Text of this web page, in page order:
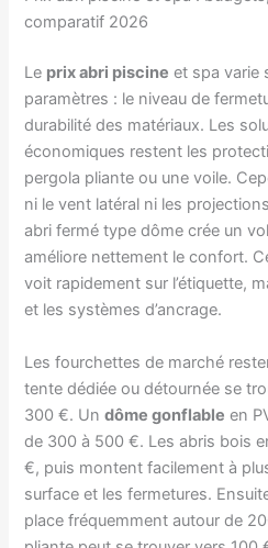
comparatif 2026
Le prix abri piscine et spa varie
paramètres : le niveau de
durabilité des matériaux. Les
économiques restent les
pergola pliante ou une voile.
ni le vent latéral ni les
abri fermé type dôme crée un
améliore nettement le confort.
voit rapidement sur l’étiquette,
et les systèmes d’ancrage.
Les fourchettes de marché
tente dédiée ou détournée se
300 €. Undôme gonflable en
de 300 à 500 €. Les abris bois
€, puis montent facilement à
surface et les fermetures.
place fréquemment autour de